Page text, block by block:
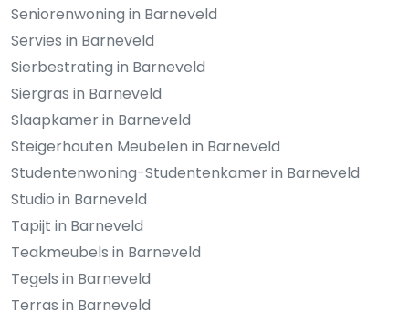
Seniorenwoning in Barneveld
Servies in Barneveld
Sierbestrating in Barneveld
Siergras in Barneveld
Slaapkamer in Barneveld
Steigerhouten Meubelen in Barneveld
Studentenwoning-Studentenkamer in Barneveld
Studio in Barneveld
Tapijt in Barneveld
Teakmeubels in Barneveld
Tegels in Barneveld
Terras in Barneveld